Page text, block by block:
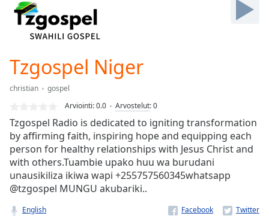
Skip
Forward
Mute
Current
Duration
Loaded:
Stream
TypeLIVE
Seek to
currently
behind
live
Remaining
Time-
Tzgospel Niger
christian
gospel
Arviointi:0.0 Arvostelut:0
Tzgospel Radio is dedicated to igniting transformation
by affirming faith, inspiring hope and equipping each
person for healthy relationships with Jesus Christ and
with others.Tuambie upako huu wa burudani
unausikiliza ikiwa wapi +255757560345whatsapp
@tzgospel MUNGU akubariki..
English